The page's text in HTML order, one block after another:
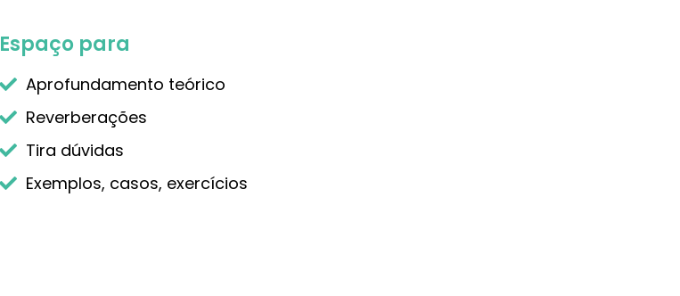
Espaço para
Aprofundamento teórico
Reverberações
Tira dúvidas
​Exemplos, casos, exercícios